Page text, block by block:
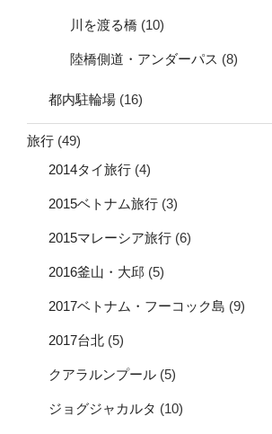
川を渡る橋 (10)
陸橋側道・アンダーパス (8)
都内駐輪場 (16)
旅行 (49)
2014タイ旅行 (4)
2015ベトナム旅行 (3)
2015マレーシア旅行 (6)
2016釜山・大邱 (5)
2017ベトナム・フーコック島 (9)
2017台北 (5)
クアラルンプール (5)
ジョグジャカルタ (10)